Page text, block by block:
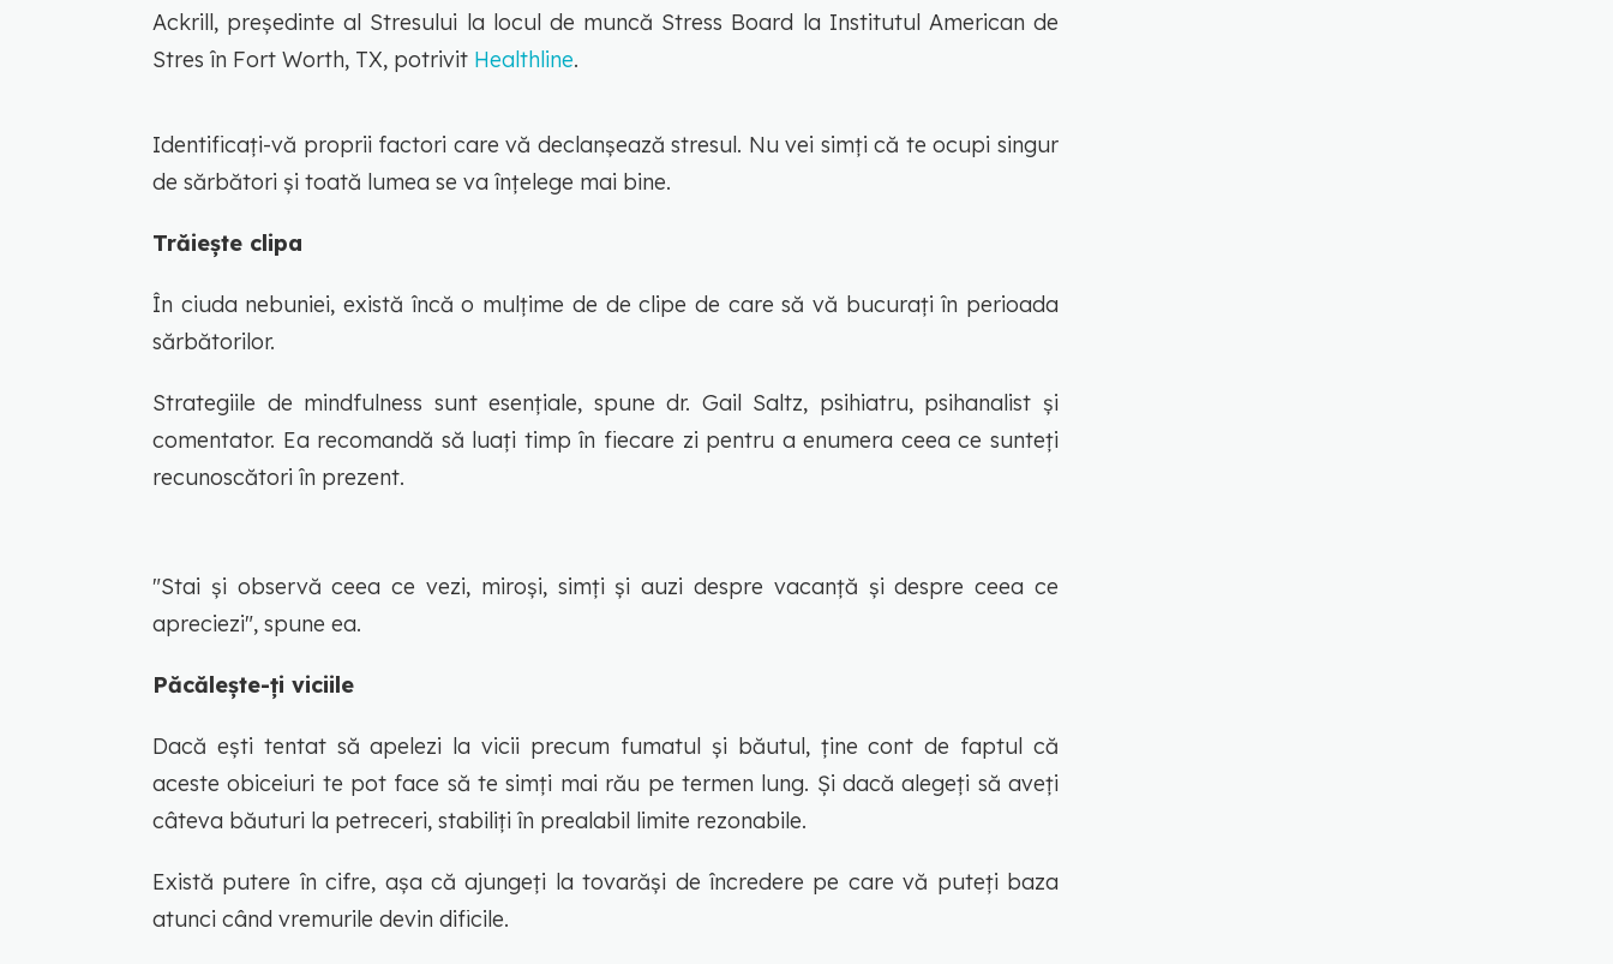
Ackrill, președinte al Stresului la locul de muncă Stress Board la Institutul American de
Stres în Fort Worth, TX, potrivit Healthline.
Identificați-vă proprii factori care vă declanșează stresul. Nu vei simți că te ocupi singur
de sărbători și toată lumea se va înțelege mai bine.
Trăiește clipa
În ciuda nebuniei, există încă o mulțime de de clipe de care să vă bucurați în perioada
sărbătorilor.
Strategiile de mindfulness sunt esențiale, spune dr. Gail Saltz, psihiatru, psihanalist și
comentator. Ea recomandă să luați timp în fiecare zi pentru a enumera ceea ce sunteți
recunoscători în prezent.
"Stai și observă ceea ce vezi, miroși, simți și auzi despre vacanță și despre ceea ce
apreciezi", spune ea.
Păcălește-ți viciile
Dacă ești tentat să apelezi la vicii precum fumatul și băutul, ține cont de faptul că
aceste obiceiuri te pot face să te simți mai rău pe termen lung. Și dacă alegeți să aveți
câteva băuturi la petreceri, stabiliți în prealabil limite rezonabile.
Există putere în cifre, așa că ajungeți la tovarăși de încredere pe care vă puteți baza
atunci când vremurile devin dificile.